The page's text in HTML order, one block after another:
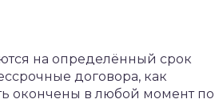
на определённый срок
договора, как
окончены в любой момент по